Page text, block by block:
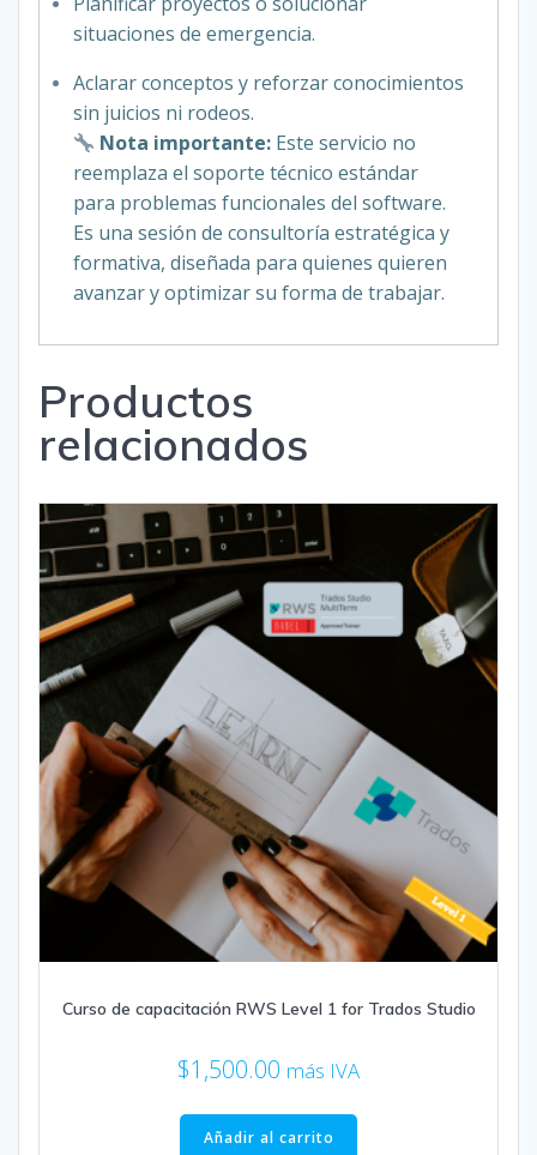
situaciones de emergencia.
Aclarar conceptos y reforzar conocimientos
sin juicios ni rodeos.
Nota importante: Este servicio no
reemplaza el soporte técnico estándar
para problemas funcionales del software.
Es una sesión de consultoría estratégica y
formativa, diseñada para quienes quieren
avanzar y optimizar su forma de trabajar.
Productos
relacionados
Curso de capacitación RWS Level 1 for Trados Studio
$1,500.00 más IVA
Añadir al carrito